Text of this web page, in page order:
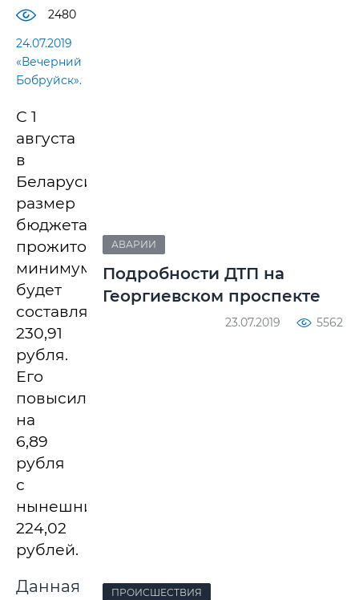
2480
24.07.2019
«Вечерний
Бобруйск».
С 1
августа
в
Беларуси
размер
бюджета
прожиточного
минимума
будет
составлять
230,91
рубля.
Его
повысили
на
6,89
рубля
с
нынешних
224,02
рублей.
Данная
АВАРИИ
Подробности ДТП на
Георгиевском проспекте
23.07.2019 5562
ПРОИСШЕСТВИЯ